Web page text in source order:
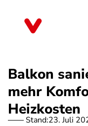
Balkon
mehr
Heizkosten
Stand:23. Juli